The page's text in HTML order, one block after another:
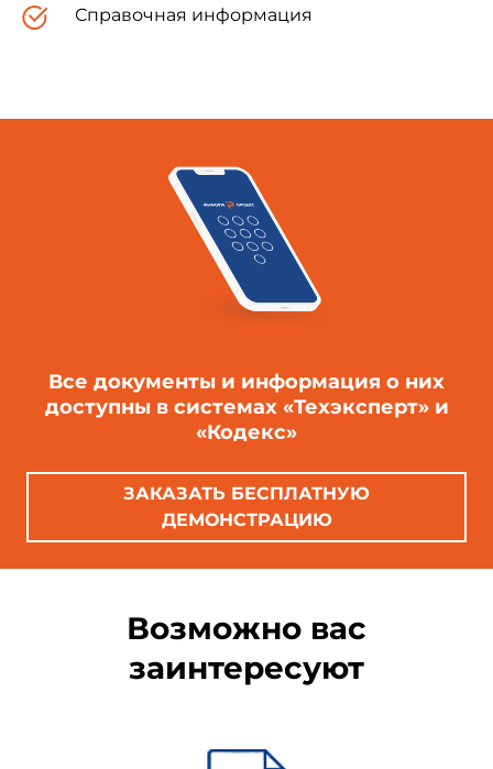
Справочная информация
Все документы и информация о них
доступны в системах «Техэксперт» и
«Кодекс»
ЗАКАЗАТЬ БЕСПЛАТНУЮ
ДЕМОНСТРАЦИЮ
Возможно вас
заинтересуют